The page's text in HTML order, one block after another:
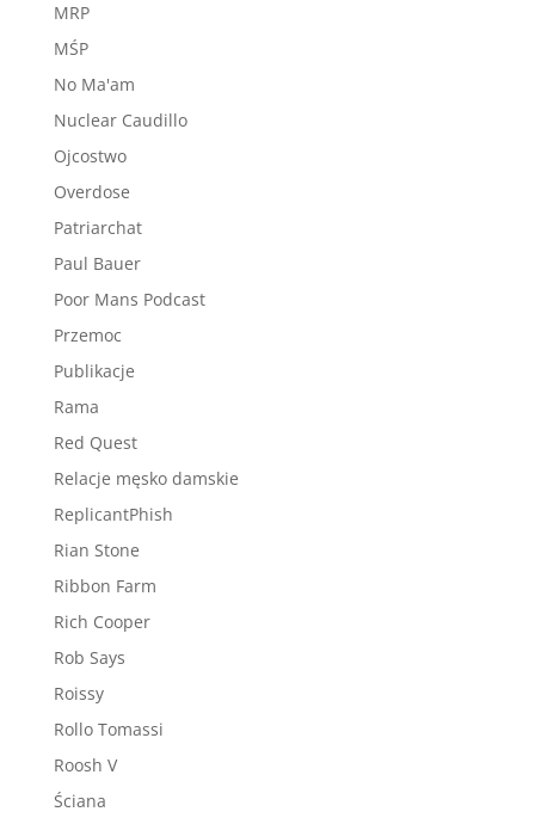
MRP
MŚP
No Ma'am
Nuclear Caudillo
Ojcostwo
Overdose
Patriarchat
Paul Bauer
Poor Mans Podcast
Przemoc
Publikacje
Rama
Red Quest
Relacje męsko damskie
ReplicantPhish
Rian Stone
Ribbon Farm
Rich Cooper
Rob Says
Roissy
Rollo Tomassi
Roosh V
Ściana